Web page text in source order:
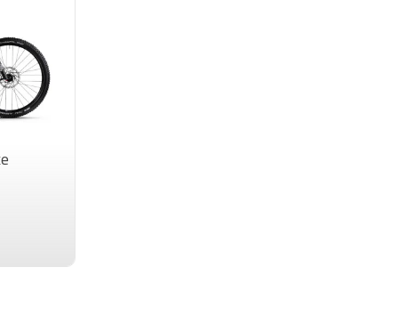
105 R7100, 12-rychlostí
105 R7120
HG710, 11-36 zubů
brzda